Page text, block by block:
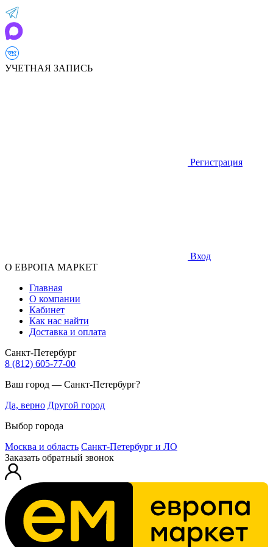
УЧЕТНАЯ ЗАПИСЬ
Регистрация
Вход
О ЕВРОПА МАРКЕТ
Главная
О компании
Кабинет
Как нас найти
Доставка и оплата
Санкт-Петербург
8 (812) 605-77-00
Ваш город — Санкт-Петербург?
Да, верно Другой город
Выбор города
Москва и область Санкт-Петербург и ЛО
Заказать обратный звонок